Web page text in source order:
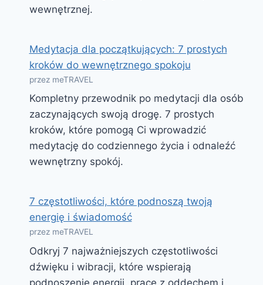
wewnętrznej.
Medytacja dla początkujących: 7 prostych
kroków do wewnętrznego spokoju
przez meTRAVEL
Kompletny przewodnik po medytacji dla osób
zaczynających swoją drogę. 7 prostych
kroków, które pomogą Ci wprowadzić
medytację do codziennego życia i odnaleźć
wewnętrzny spokój.
7 częstotliwości, które podnoszą twoją
energię i świadomość
przez meTRAVEL
Odkryj 7 najważniejszych częstotliwości
dźwięku i wibracji, które wspierają
podnoszenie energii, pracę z oddechem i